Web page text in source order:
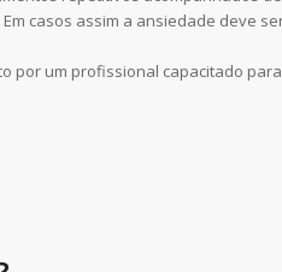
casos assim a ansiedade deve
por um profissional capacitado